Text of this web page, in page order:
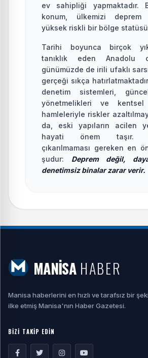
ev sahipliği yapmaktadır.
konum, ülkemizi deprem
yüksek riskli bir bölge
Tarihi boyunca birçok
tanıklık eden Anadolu
günümüzde de irili ufaklı
gerçeği sıkça
denetim sistemleri,
yönetmelikleri ve kentsel
hamleleriyle riskler
da, eski yapıların acilen
hayati önem taşır.
çıkarılmaması gereken en
şudur: Deprem değil,
denetimsiz binalar zarar verir.
MANİSA HABER
Manisa haberlerini en hızlı ve tarafsız bir
ilke etmiş Manisa'nın Haber Gazetesi.
BİZİ TAKİP EDİN